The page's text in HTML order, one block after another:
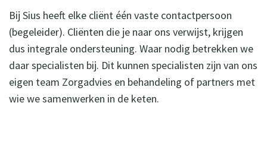
Bij Sius heeft elke cliënt één vaste contactpersoon
(begeleider). Cliënten die je naar ons verwijst, krijgen
dus integrale ondersteuning. Waar nodig betrekken we
daar specialisten bij. Dit kunnen specialisten zijn van ons
eigen team Zorgadvies en behandeling of partners met
wie we samenwerken in de keten.